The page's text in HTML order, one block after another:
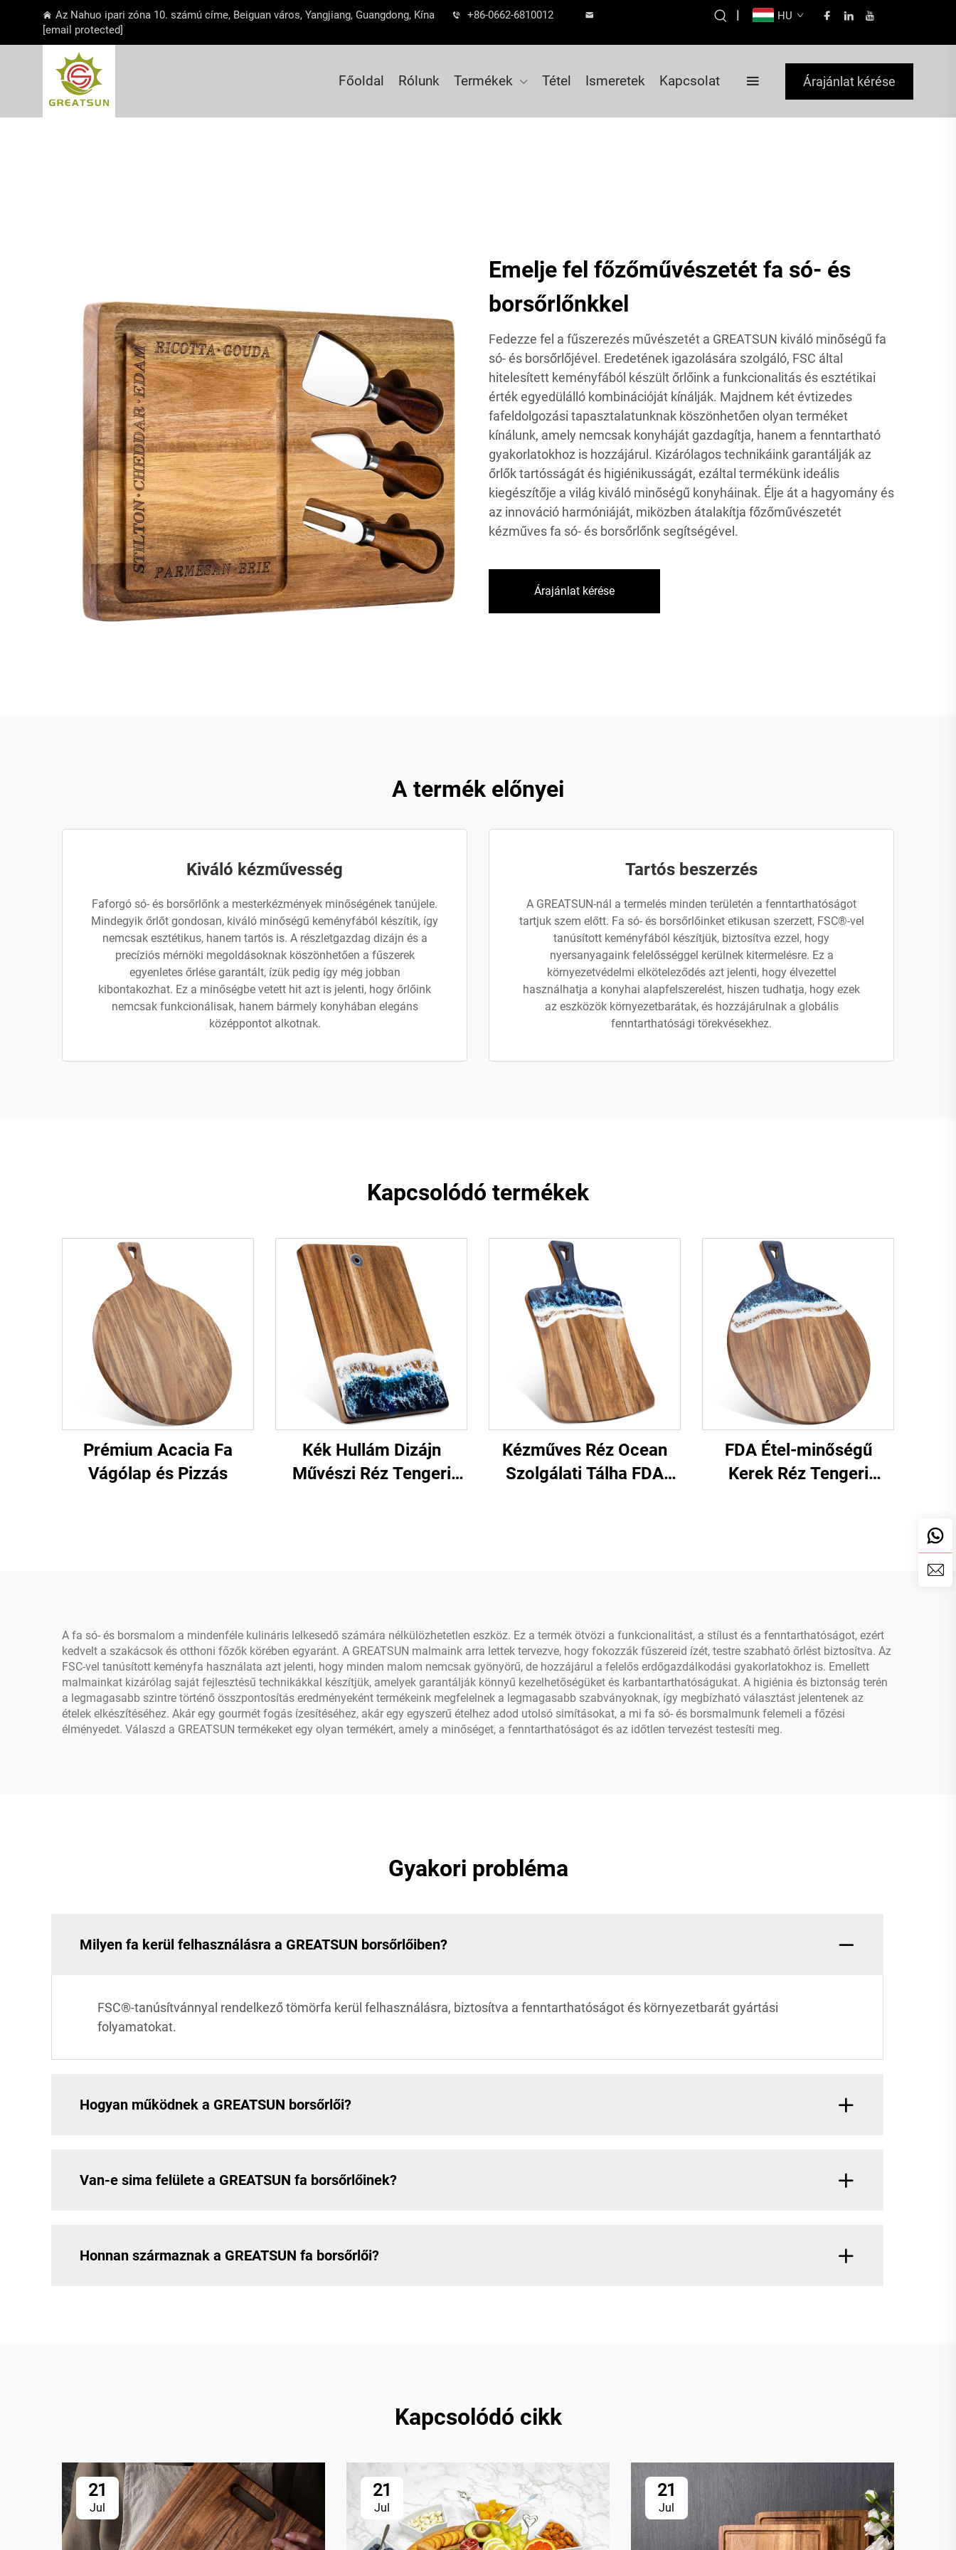
Az Nahuo ipari zóna 10. számú címe, Beiguan város, Yangjiang, Guangdong, Kína
+86-0662-6810012
[email protected]
| HU
Főoldal Rólunk Termékek Tétel Ismeretek Kapcsolat Árajánlat kérése
Emelje fel főzőművészetét fa só- és
borsőrlőnkkel
Fedezze fel a fűszerezés művészetét a GREATSUN kiváló minőségű fa
só- és borsőrlőjével. Eredetének igazolására szolgáló, FSC által
hitelesített keményfából készült őrlőink a funkcionalitás és esztétikai
érték egyedülálló kombinációját kínálják. Majdnem két évtizedes
fafeldolgozási tapasztalatunknak köszönhetően olyan terméket
kínálunk, amely nemcsak konyháját gazdagítja, hanem a fenntartható
gyakorlatokhoz is hozzájárul. Kizárólagos technikáink garantálják az
őrlők tartósságát és higiénikusságát, ezáltal termékünk ideális
kiegészítője a világ kiváló minőségű konyháinak. Élje át a hagyomány és
az innováció harmóniáját, miközben átalakítja főzőművészetét
kézműves fa só- és borsőrlőnk segítségével.
Árajánlat kérése
A termék előnyei
Kiváló kézművesség
Faforgó só- és borsőrlőnk a mesterkézmények minőségének tanújele.
Mindegyik őrlőt gondosan, kiváló minőségű keményfából készítik, így
nemcsak esztétikus, hanem tartós is. A részletgazdag dizájn és a
precíziós mérnöki megoldásoknak köszönhetően a fűszerek
egyenletes őrlése garantált, ízük pedig így még jobban
kibontakozhat. Ez a minőségbe vetett hit azt is jelenti, hogy őrlőink
nemcsak funkcionálisak, hanem bármely konyhában elegáns
középpontot alkotnak.
Tartós beszerzés
A GREATSUN-nál a termelés minden területén a fenntarthatóságot
tartjuk szem előtt. Fa só- és borsőrlőinket etikusan szerzett, FSC®-vel
tanúsított keményfából készítjük, biztosítva ezzel, hogy
nyersanyagaink felelősséggel kerülnek kitermelésre. Ez a
környezetvédelmi elköteleződés azt jelenti, hogy élvezettel
használhatja a konyhai alapfelszerelést, hiszen tudhatja, hogy ezek
az eszközök környezetbarátak, és hozzájárulnak a globális
fenntarthatósági törekvésekhez.
Kapcsolódó termékek
Prémium Acacia Fa
Vágólap és Pizzás
Kék Hullám Dizájn
‌Művészi Réz Tengeri
Kézműves Réz Ocean
Szolgálati Tálha FDA
FDA Étel-minőségű
Kerek Réz Tengeri
A fa só- és borsmalom a mindenféle kulináris lelkesedő számára nélkülözhetetlen eszköz. Ez a termék ötvözi a funkcionalitást, a stílust és a fenntarthatóságot, ezért
kedvelt a szakácsok és otthoni főzők körében egyaránt. A GREATSUN malmaink arra lettek tervezve, hogy fokozzák fűszereid ízét, testre szabható őrlést biztosítva. Az
FSC-vel tanúsított keményfa használata azt jelenti, hogy minden malom nemcsak gyönyörű, de hozzájárul a felelős erdőgazdálkodási gyakorlatokhoz is. Emellett
malmainkat kizárólag saját fejlesztésű technikákkal készítjük, amelyek garantálják könnyű kezelhetőségüket és karbantarthatóságukat. A higiénia és biztonság terén
a legmagasabb szintre történő összpontosítás eredményeként termékeink megfelelnek a legmagasabb szabványoknak, így megbízható választást jelentenek az
ételek elkészítéséhez. Akár egy gourmét fogás ízesítéséhez, akár egy egyszerű ételhez adod utolsó simításokat, a mi fa só- és borsmalmunk felemeli a főzési
élményedet. Válaszd a GREATSUN termékeket egy olyan termékért, amely a minőséget, a fenntarthatóságot és az időtlen tervezést testesíti meg.
Gyakori probléma
Milyen fa kerül felhasználásra a GREATSUN borsőrlőiben?
FSC®-tanúsítvánnyal rendelkező tömörfa kerül felhasználásra, biztosítva a fenntarthatóságot és környezetbarát gyártási
folyamatokat.
Hogyan működnek a GREATSUN borsőrlői?
Van-e sima felülete a GREATSUN fa borsőrlőinek?
Honnan származnak a GREATSUN fa borsőrlői?
Kapcsolódó cikk
21
Jul
21
Jul
21
Jul